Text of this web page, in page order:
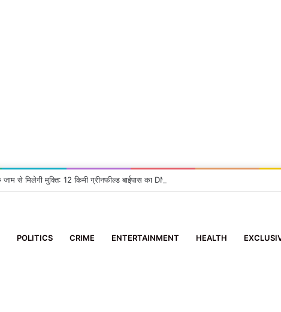
से मिलेगी मुक्ति: 12 किमी ग्रीनफील्ड बाईपास का DM ने किया निरीक्षण, दिए सख्त निर्देश
POLITICS CRIME ENTERTAINMENT HEALTH